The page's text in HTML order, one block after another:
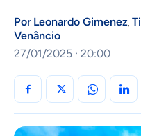
Por Leonardo Gimenez
Venâncio
27/01/2025 · 20:00